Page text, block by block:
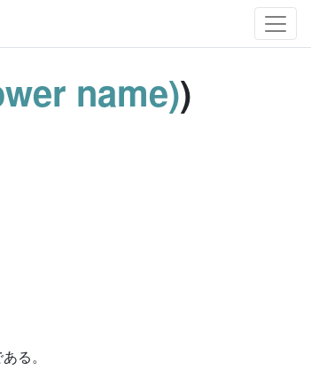
name))
る。